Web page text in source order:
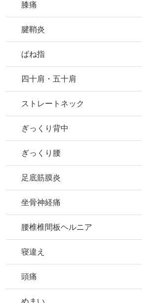
膝痛
腱鞘炎
ばね指
四十肩・五十肩
ストレートネック
ぎっくり背中
ぎっくり腰
足底筋膜炎
坐骨神経痛
腰椎椎間板ヘルニア
寝違え
頭痛
めまい